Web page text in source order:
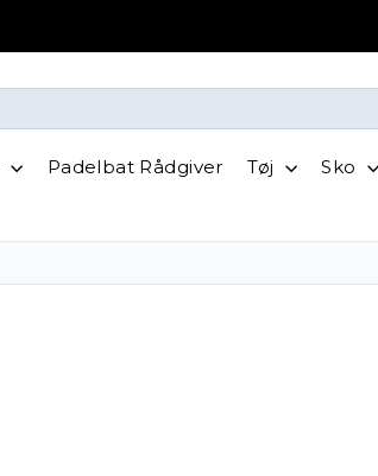
Padelbat Rådgiver Tøj Sko